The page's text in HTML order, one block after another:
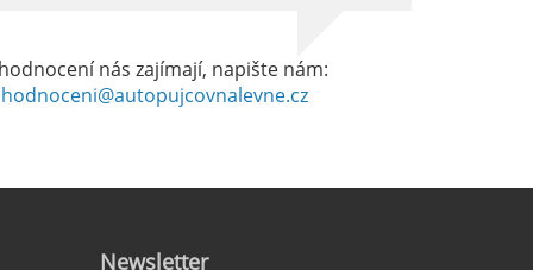
nás zajímají, napište nám:
hodnoceni@autopujcovnalevne.cz
Newsletter